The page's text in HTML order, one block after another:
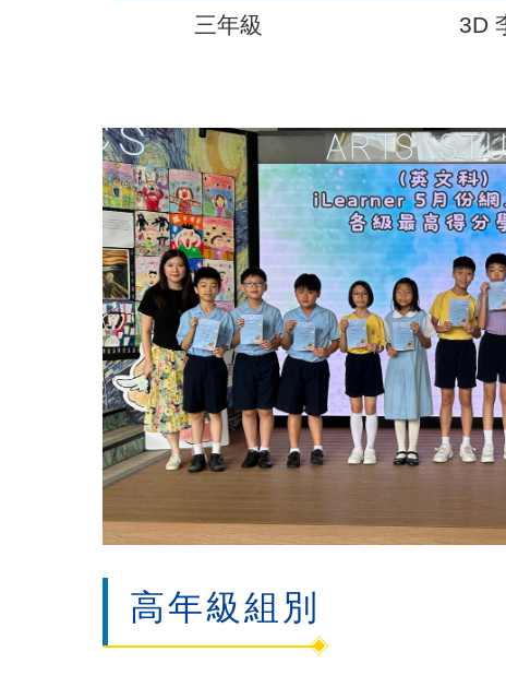
三年級
3D
高年級組別